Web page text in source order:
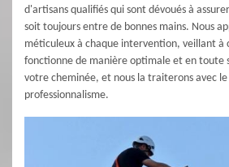
d'artisans qualifiés qui sont dévoués à
soit toujours entre de bonnes mains. Nous
méticuleux à chaque intervention, veillant à
fonctionne de manière optimale et en toute
votre cheminée, et nous la traiterons avec le
professionnalisme.